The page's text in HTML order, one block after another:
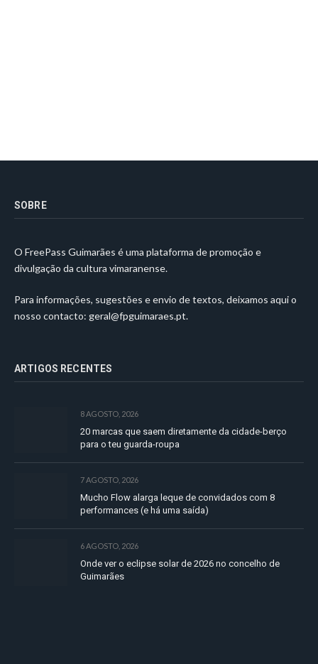
SOBRE
O FreePass Guimarães é uma plataforma de promoção e
divulgação da cultura vimaranense.
Para informações, sugestões e envio de textos, deixamos aqui o
nosso contacto: geral@fpguimaraes.pt.
ARTIGOS RECENTES
8 AGOSTO, 2026
20 marcas que saem diretamente da cidade-berço
para o teu guarda-roupa
7 AGOSTO, 2026
Mucho Flow alarga leque de convidados com 8
performances (e há uma saída)
6 AGOSTO, 2026
Onde ver o eclipse solar de 2026 no concelho de
Guimarães